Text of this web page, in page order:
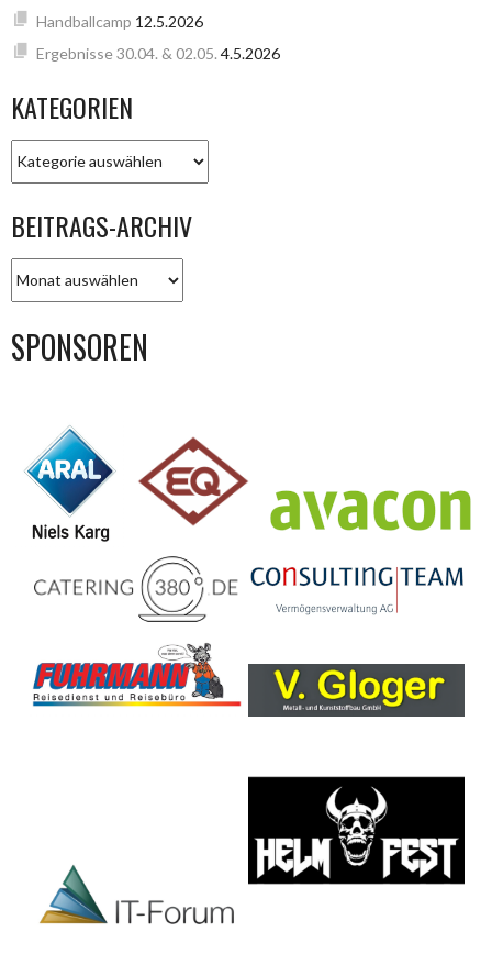
Handballcamp 12.5.2026
Ergebnisse 30.04. & 02.05. 4.5.2026
KATEGORIEN
BEITRAGS-ARCHIV
ARCHIV
SPONSOREN